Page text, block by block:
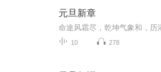
元旦新章
10 278